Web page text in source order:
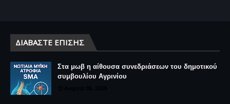
ΔΙΑΒΆΣΤΕ ΕΠΊΣΗΣ
Στα μωβ η αίθουσα συνεδριάσεων του δημοτικού
συμβουλίου Αγρινίου